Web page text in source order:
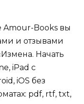
Amour-Books вы
и отзывами
Начать
iPad с
iOS без
pdf, rtf, txt,